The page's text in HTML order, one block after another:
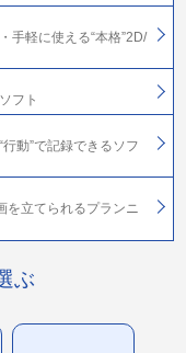
手軽に使える“本格”2D/
フト
動”で記録できるソフ
を立てられるプランニ
ぶ